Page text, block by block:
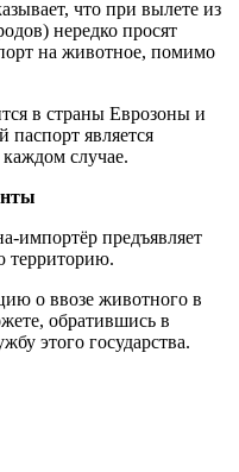
что при вылете из
нередко просят
на животное, помимо
в страны Еврозоны и
паспорт является
случае.
импортёр предъявляет
территорию.
о ввозе животного в
обратившись в
этого государства.